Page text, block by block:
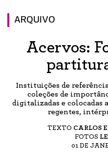
ARQUIVO
Acervos:
Instituições de
coleções de
digitalizadas e colocadas
regentes,
TEXTO CARLOS
FOTOS
01 DE